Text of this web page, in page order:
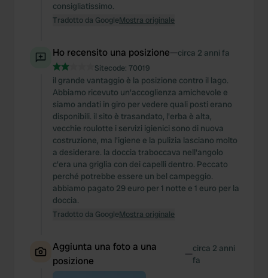
consigliatissimo.
Tradotto da GoogleMostra originale
Ho recensito una posizione—circa 2 anni fa
Sitecode: 70019
il grande vantaggio è la posizione contro il lago.
Abbiamo ricevuto un'accoglienza amichevole e
siamo andati in giro per vedere quali posti erano
disponibili. il sito è trasandato, l'erba è alta,
vecchie roulotte i servizi igienici sono di nuova
costruzione, ma l'igiene e la pulizia lasciano molto
a desiderare. la doccia traboccava nell'angolo
c'era una griglia con dei capelli dentro. Peccato
perché potrebbe essere un bel campeggio.
abbiamo pagato 29 euro per 1 notte e 1 euro per la
doccia.
Tradotto da GoogleMostra originale
Aggiunta una foto a una
posizione
—circa 2 anni
fa